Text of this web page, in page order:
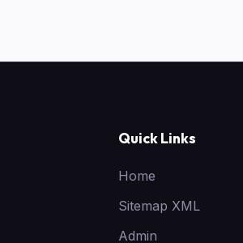
Quick Links
Home
Sitemap XML
Admin